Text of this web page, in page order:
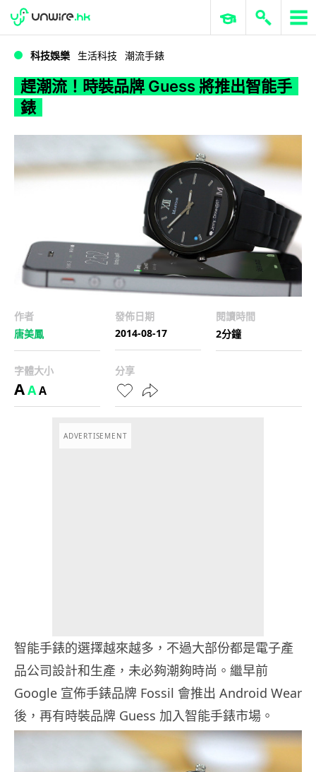
趕潮流！時裝品牌 Guess 將推出智能手錶
WWDC 2026 ERP 與商業 AI
科技娛樂 生活科技 潮流手錶
趕潮流！時裝品牌 Guess 將推出智能手
錶
作者
唐美鳳
發佈日期
2014-08-17
閱讀時間
2分鐘
字體大小
AAA
分享
ADVERTISEMENT
智能手錶的選擇越來越多，不過大部份都是電子產
品公司設計和生產，未必夠潮夠時尚。繼早前
Google 宣佈手錶品牌 Fossil 會推出 Android Wear
後，再有時裝品牌 Guess 加入智能手錶市場。